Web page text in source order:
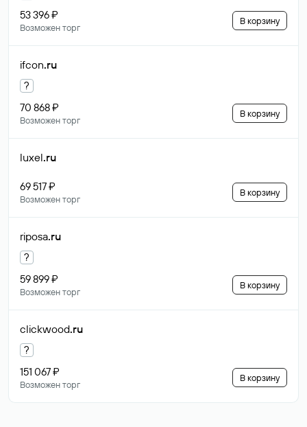
53 396 ₽
Возможен торг
В корзину
ifcon.ru
?
70 868 ₽
Возможен торг
В корзину
luxel.ru
69 517 ₽
Возможен торг
В корзину
riposa.ru
?
59 899 ₽
Возможен торг
В корзину
clickwood.ru
?
151 067 ₽
Возможен торг
В корзину